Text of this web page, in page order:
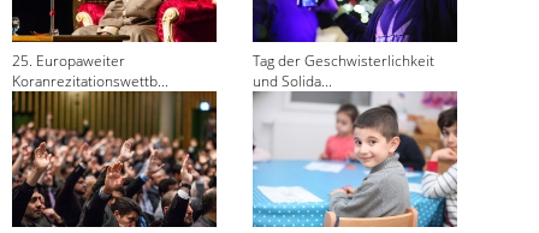
25. Europaweiter
Koranrezitationswettb...
Tag der Geschwisterlichkeit
und Solida...